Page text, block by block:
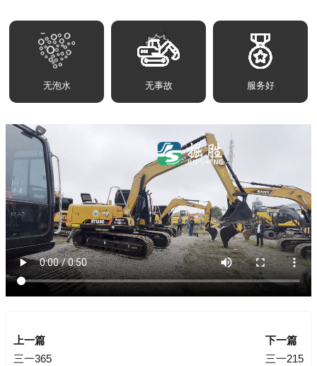
无泡水 无事故 服务好
上一篇
三一365
下一篇
三一215